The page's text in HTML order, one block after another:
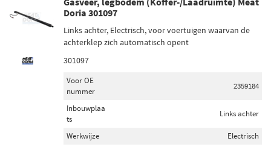
Doria 301097
Links achter, Electrisch, voor voertuigen waarvan de
achterklep zich automatisch opent
301097
Voor OE
nummer
2359184
Inbouwplaa
ts
Links achter
Werkwijze Electrisch